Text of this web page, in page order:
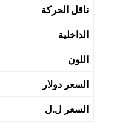
ناقل الحركة
الداخلية
اللون
السعر دولار
السعر ل.ل